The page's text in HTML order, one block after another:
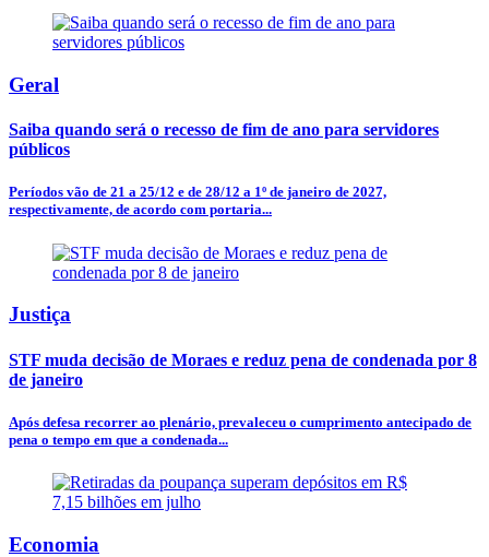
Geral
Saiba quando será o recesso de fim de ano para servidores
públicos
Períodos vão de 21 a 25/12 e de 28/12 a 1º de janeiro de 2027,
respectivamente, de acordo com portaria...
Justiça
STF muda decisão de Moraes e reduz pena de condenada por 8
de janeiro
Após defesa recorrer ao plenário, prevaleceu o cumprimento antecipado de
pena o tempo em que a condenada...
Economia